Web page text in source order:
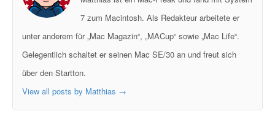
7 zum Macintosh. Als Redakteur arbeitete er
unter anderem für „Mac Magazin“, „MACup“ sowie „Mac Life“.
Gelegentlich schaltet er seinen Mac SE/30 an und freut sich
über den Startton.
View all posts by Matthias →